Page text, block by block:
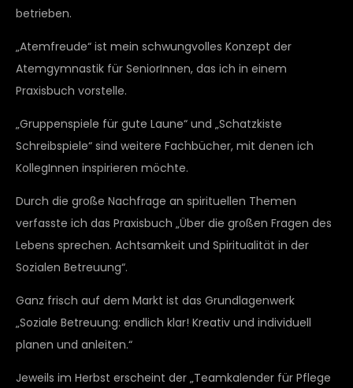
betrieben.
„Atemfreude“ ist mein schwungvolles Konzept der
Atemgymnastik für SeniorInnen, das ich in einem
Praxisbuch vorstelle.
„Gruppenspiele für gute Laune“ und „Schatzkiste
Schreibspiele“ sind weitere Fachbücher, mit denen ich
KollegInnen inspirieren möchte.
Durch die große Nachfrage an spirituellen Themen
verfasste ich das Praxisbuch „Über die großen Fragen des
Lebens sprechen. Achtsamkeit und Spiritualität in der
Sozialen Betreuung“.
Ganz frisch auf dem Markt ist das Grundlagenwerk
„Soziale Betreuung: endlich klar! Kreativ und individuell
planen und anleiten.“
Jeweils im Herbst erscheint der „Teamkalender für Pflege